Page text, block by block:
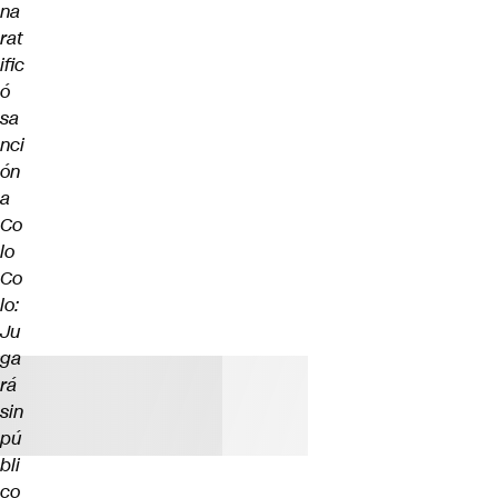
na
rat
ific
ó
sa
nci
ón
a
Co
lo
Co
lo:
Ju
ga
rá
sin
pú
bli
co